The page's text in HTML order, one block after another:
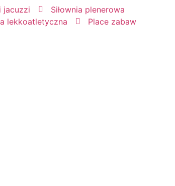
jacuzzi
Siłownia plenerowa
lekkoatletyczna
Place zabaw